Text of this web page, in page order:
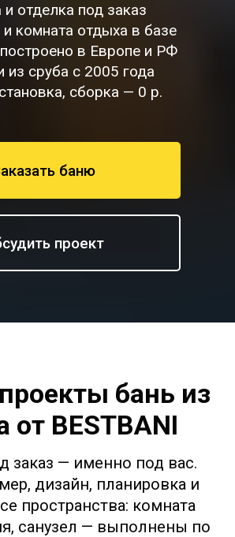
проект
отделка под заказ
комната отдыха в базе
в Европе и РФ
сруба с 2005 года
сборка — 0 р.
баню
бань из
от BESTBANI
заказ — именно под вас.
дизайн, планировка и
пространства: комната
санузел — выполнены по